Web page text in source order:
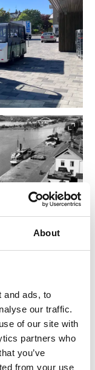
About
and ads, to
our traffic.
of our site with
partners who
you’ve
from your use
inte bara
äventyr i form
skapas unika
i form
och quiz. En
en